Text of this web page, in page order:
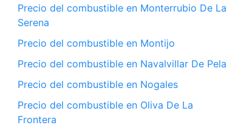
Precio del combustible en Monterrubio De La
Serena
Precio del combustible en Montijo
Precio del combustible en Navalvillar De Pela
Precio del combustible en Nogales
Precio del combustible en Oliva De La
Frontera